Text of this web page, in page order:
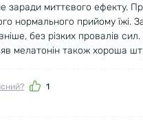
заради миттєвого ефекту.
нормального прийому їжі.
без різких провалів сил.
мелатонін також хороша
1